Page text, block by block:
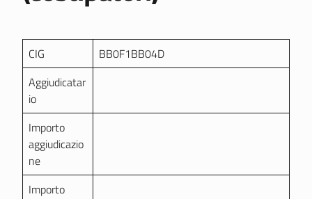
CIG
BB0F1BB04D
Aggiudicatar
io
Importo
aggiudicazio
ne
Importo